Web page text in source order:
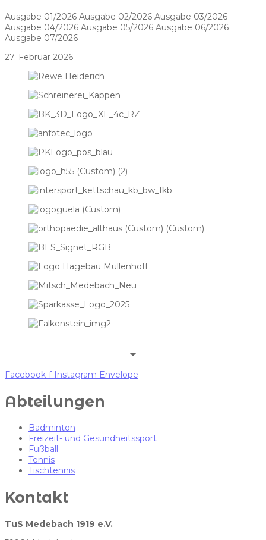
Ausgabe 01/2026 Ausgabe 02/2026 Ausgabe 03/2026
Ausgabe 04/2026 Ausgabe 05/2026 Ausgabe 06/2026
Ausgabe 07/2026
27. Februar 2026
Facebook-f Instagram Envelope
Abteilungen
Badminton
Freizeit- und Gesundheitssport
Fußball
Tennis
Tischtennis
Kontakt
TuS Medebach 1919 e.V.